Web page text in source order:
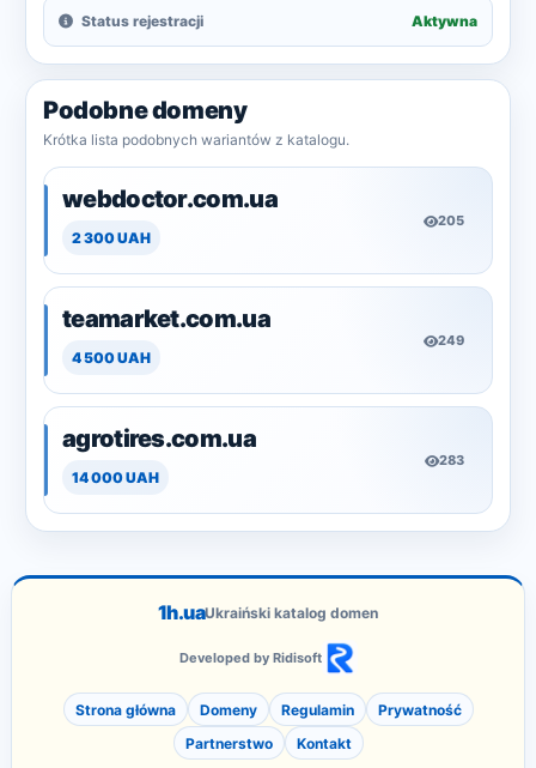
Status rejestracji Aktywna
Podobne domeny
Krótka lista podobnych wariantów z katalogu.
webdoctor.com.ua
2 300 UAH
205
teamarket.com.ua
4 500 UAH
249
agrotires.com.ua
14 000 UAH
283
1h.uaUkraiński katalog domen
Developed by Ridisoft
Strona główna Domeny Regulamin
Prywatność
Partnerstwo
Kontakt